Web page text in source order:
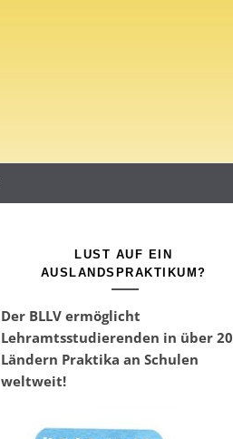
LUST AUF EIN
AUSLANDSPRAKTIKUM?
Der BLLV ermöglicht
Lehramtsstudierenden in über 20
Ländern Praktika an Schulen
weltweit!